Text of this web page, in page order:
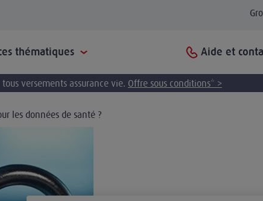
thématiques Aide et
versements assurance vie. Offre sous conditions* >
les données de santé ?